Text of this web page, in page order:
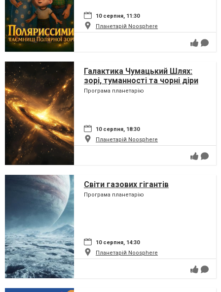
10 серпня, 11:30
Планетарій Noosphere
Галактика Чумацький Шлях:
зорі, туманності та чорні діри
Програма планетарію
10 серпня, 18:30
Планетарій Noosphere
Світи газових гігантів
Програма планетарію
10 серпня, 14:30
Планетарій Noosphere